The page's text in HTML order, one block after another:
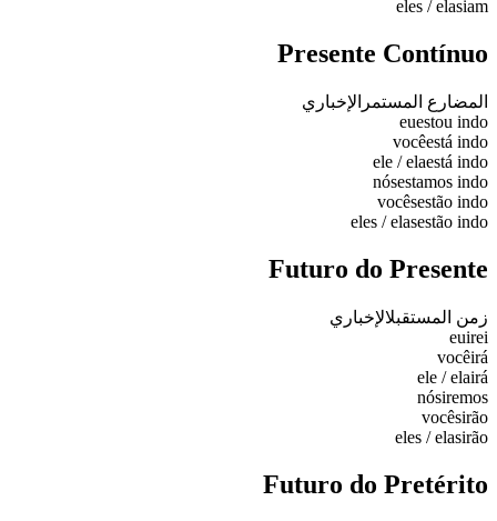
eles / elasiam
Presente Contínuo
المضارع المستمر الإخباري
euestou indo
vocêestá indo
ele / elaestá indo
nósestamos indo
vocêsestão indo
eles / elasestão indo
Futuro do Presente
زمن المستقبلالإخباري
euirei
vocêirá
ele / elairá
nósiremos
vocêsirão
eles / elasirão
Futuro do Pretérito